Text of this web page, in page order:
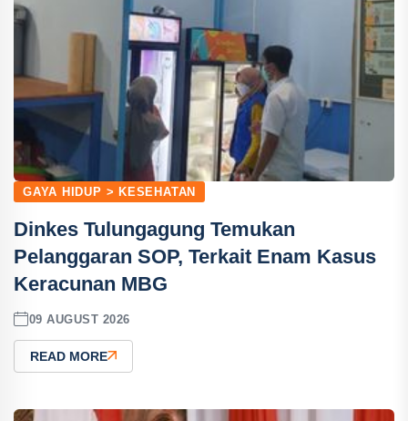
GAYA HIDUP > KESEHATAN
Dinkes Tulungagung Temukan
Pelanggaran SOP, Terkait Enam Kasus
Keracunan MBG
09 AUGUST 2026
READ MORE